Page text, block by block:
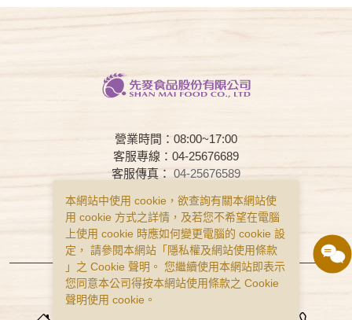
營業時間：08:00~17:00
客服專線：04-25676689
客服傳真： 04-25676589
常見問題 購物說明
隱私權政策
服務條款
Copyright © Smai All Rights Reserved.
食品業者登錄字號 B-122977643-00001-0
本網站中使用 cookie，欲查詢有關本網站使
用 cookie 方式之詳情，及若您不希望在電腦
上使用 cookie 時應如何變更電腦的 cookie 設
定， 請參閱本網站「 隱私權及網站使用條款
」之 Cookie 聲明。 您繼續使用本網站即表示
您同意本公司得按本網站使用條款之 Cookie
聲明使用 cookie。